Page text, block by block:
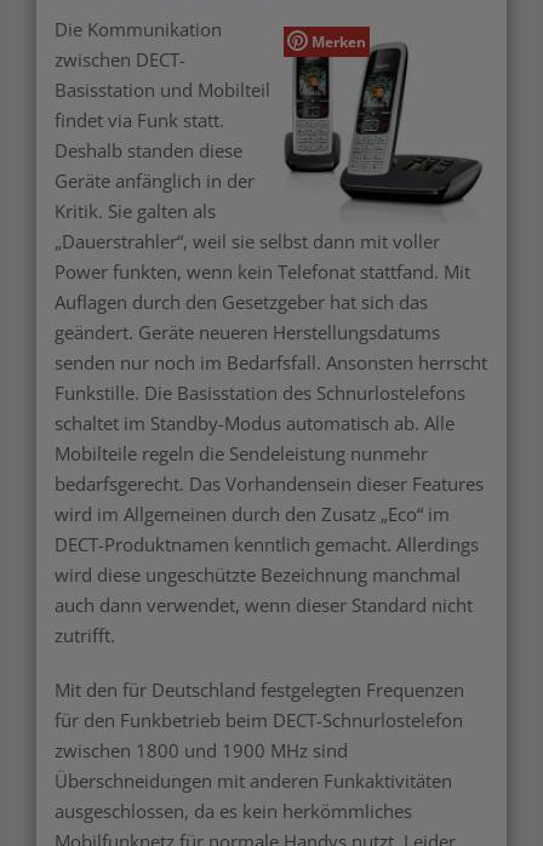
Merken
Die Kommunikation
zwischen DECT-
Basisstation und Mobilteil
findet via Funk statt.
Deshalb standen diese
Geräte anfänglich in der
Kritik. Sie galten als
„Dauerstrahler“, weil sie selbst dann mit voller
Power funkten, wenn kein Telefonat stattfand. Mit
Auflagen durch den Gesetzgeber hat sich das
geändert. Geräte neueren Herstellungsdatums
senden nur noch im Bedarfsfall. Ansonsten herrscht
Funkstille. Die Basisstation des Schnurlostelefons
schaltet im Standby-Modus automatisch ab. Alle
Mobilteile regeln die Sendeleistung nunmehr
bedarfsgerecht. Das Vorhandensein dieser Features
wird im Allgemeinen durch den Zusatz „Eco“ im
DECT-Produktnamen kenntlich gemacht. Allerdings
wird diese ungeschützte Bezeichnung manchmal
auch dann verwendet, wenn dieser Standard nicht
zutrifft.
Mit den für Deutschland festgelegten Frequenzen
für den Funkbetrieb beim DECT-Schnurlostelefon
zwischen 1800 und 1900 MHz sind
Überschneidungen mit anderen Funkaktivitäten
ausgeschlossen, da es kein herkömmliches